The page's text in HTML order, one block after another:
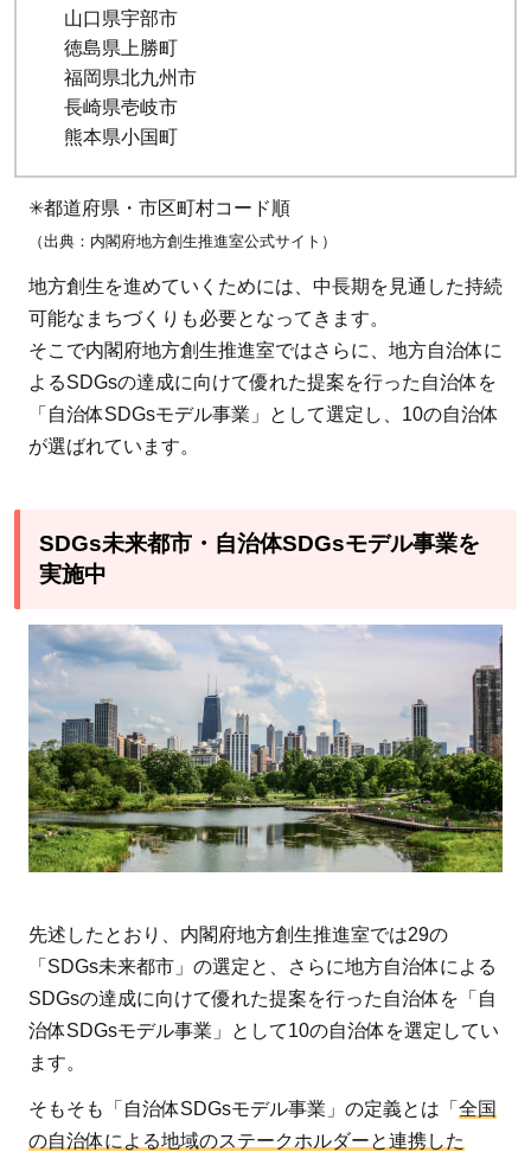
山口県宇部市
徳島県上勝町
福岡県北九州市
長崎県壱岐市
熊本県小国町
✳︎都道府県・市区町村コード順
（出典：内閣府地方創生推進室公式サイト）
地方創生を進めていくためには、中長期を見通した持続
可能なまちづくりも必要となってきます。
そこで内閣府地方創生推進室ではさらに、地方自治体に
よるSDGsの達成に向けて優れた提案を行った自治体を
「自治体SDGsモデル事業」として選定し、10の自治体
が選ばれています。
SDGs未来都市・自治体SDGsモデル事業を
実施中
先述したとおり、内閣府地方創生推進室では29の
「SDGs未来都市」の選定と、さらに地方自治体による
SDGsの達成に向けて優れた提案を行った自治体を「自
治体SDGsモデル事業」として10の自治体を選定してい
ます。
そもそも「自治体SDGsモデル事業」の定義とは「 全国
の自治体による地域のステークホルダーと連携した